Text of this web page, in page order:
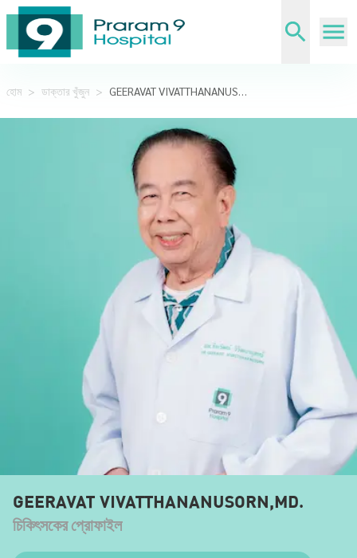
হোম > ডাক্তার খুঁজুন > GEERAVAT VIVATTHANANUSORN,MD.
GEERAVAT VIVATTHANANUSORN,MD.
চিকিৎসকের প্রোফাইল